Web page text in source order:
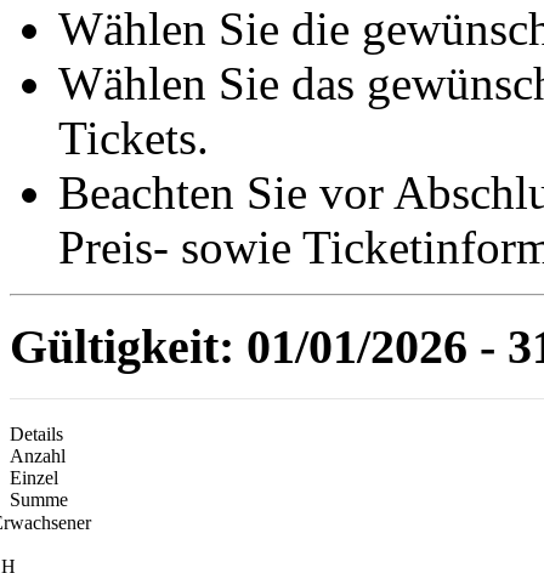
Wählen Sie die
Wählen Sie das
Tickets.
Beachten Sie vor
Preis- sowie
Gültigkeit: 01/01/2026 -
Details
Anzahl
Einzel
Summe